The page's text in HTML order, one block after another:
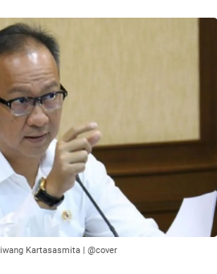
Kartasasmita | @cover